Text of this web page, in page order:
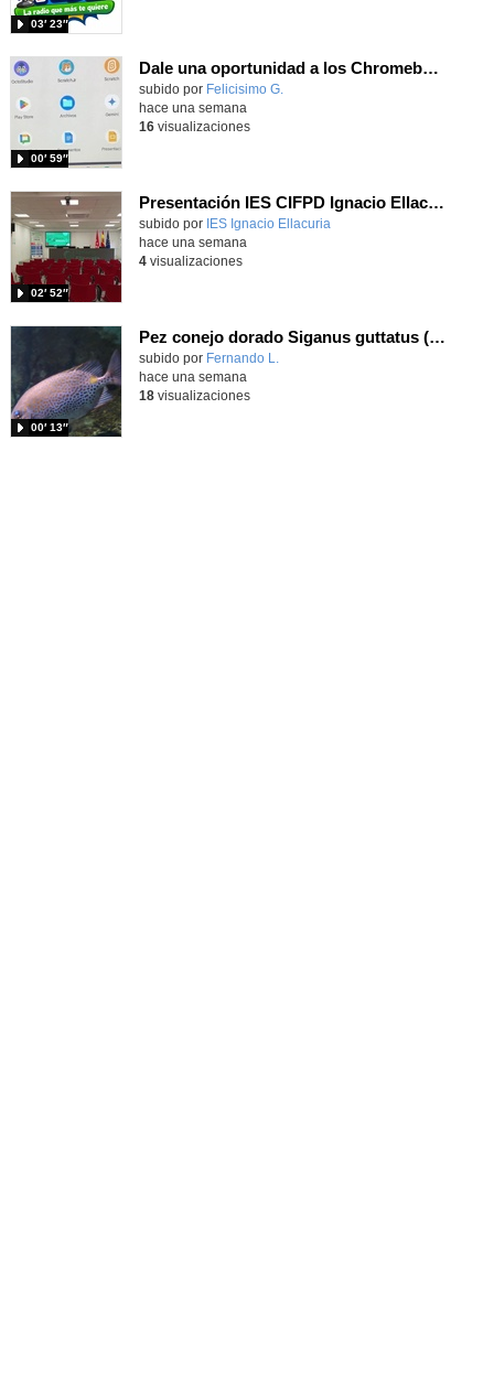
03′ 23″
Dale una oportunidad a los Chromebooks y utiliza un proyector para realizar talleres si no tienes pantallas táctiles
Contenido educativo.
subido por Felicisimo G.
00′ 59″
hace una semana
16visualizaciones
Presentación IES CIFPD Ignacio Ellacuría
Contenido educativo.
subido por IES Ignacio Ellacuria
02′ 52″
hace una semana
4visualizaciones
Pez conejo dorado Siganus guttatus (Bloch, 1786)
Contenido educativo.
subido por Fernando L.
00′ 13″
hace una semana
18visualizaciones